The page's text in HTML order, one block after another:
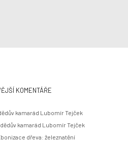
KOMENTÁŘE
kamarád Lubomír Tejček
kamarád Lubomír Tejček
dřeva: železnatění